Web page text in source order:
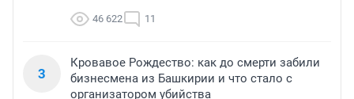
46 622 11
3
Кровавое Рождество: как до смерти забили
бизнесмена из Башкирии и что стало с
организатором убийства